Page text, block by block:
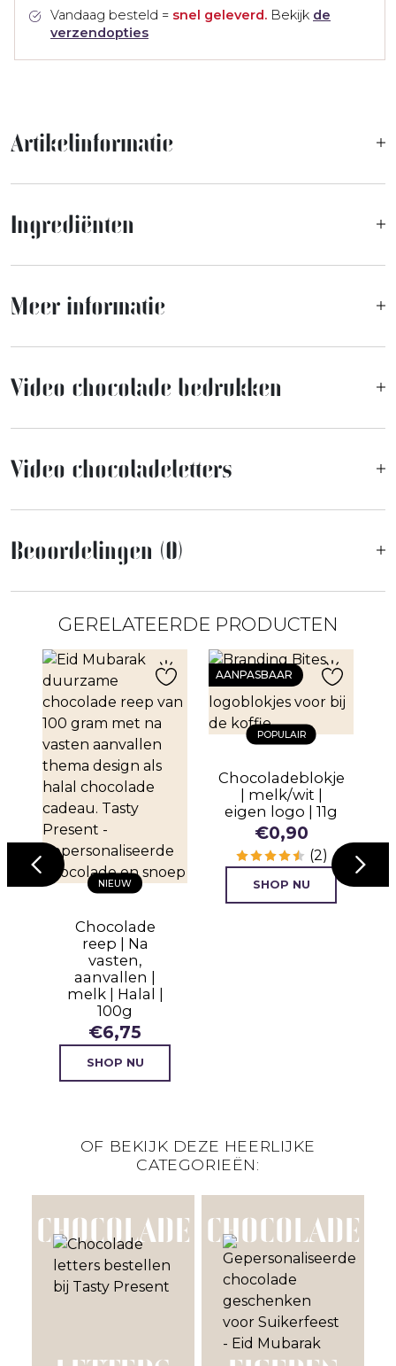
Vandaag besteld = snel geleverd. Bekijk de
verzendopties
Artikelinformatie
Ingrediënten
Meer informatie
Video chocolade bedrukken
Video chocoladeletters
Beoordelingen (0)
GERELATEERDE PRODUCTEN
NIEUW
Chocolade
reep | Na
vasten,
aanvallen |
melk | Halal |
100g
€6,75
SHOP NU
AANPASBAAR
POPULAIR
Chocoladeblokje
| melk/wit |
eigen logo | 11g
€0,90
(2)
SHOP NU
OF BEKIJK DEZE HEERLIJKE
CATEGORIEËN:
CHOCOLADE CHOCOLADE